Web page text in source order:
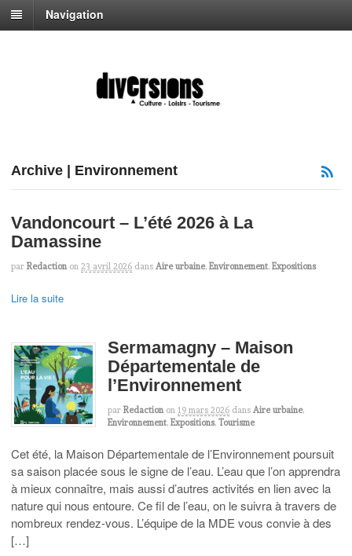
Navigation
Archive | Environnement
Vandoncourt – L’été 2026 à La
Damassine
par Redaction on 23 avril 2026 dans Aire urbaine, Environnement, Expositions
Lire la suite
Sermamagny – Maison
Départementale de
l’Environnement
par Redaction on 19 mars 2026 dans Aire urbaine,
Environnement, Expositions, Tourisme
Cet été, la Maison Départementale de l’Environnement poursuit
sa saison placée sous le signe de l’eau. L’eau que l’on apprendra
à mieux connaître, mais aussi d’autres activités en lien avec la
nature qui nous entoure. Ce fil de l’eau, on le suivra à travers de
nombreux rendez-vous. L’équipe de la MDE vous convie à des
[…]